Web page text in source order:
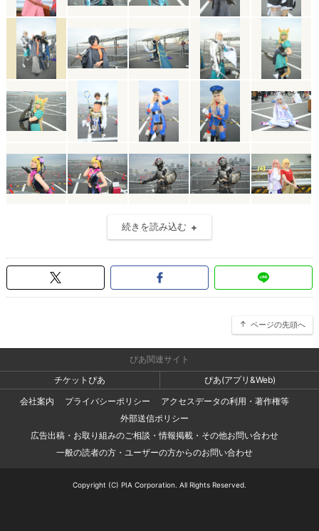
続きを読み込む
ページの先頭へ
ぴあ関連サイト
チケットぴあ
ぴあ(アプリ&Web)
会社案内
プライバシーポリシー
アクセスデータの利用・著作権等
外部送信ポリシー
広告出稿・お取り組みのご相談・情報掲載・その他お問い合わせ
一般の読者の方・ユーザーの方からのお問い合わせ
Copyright (C) PIA Corporation. All Rights Reserved.